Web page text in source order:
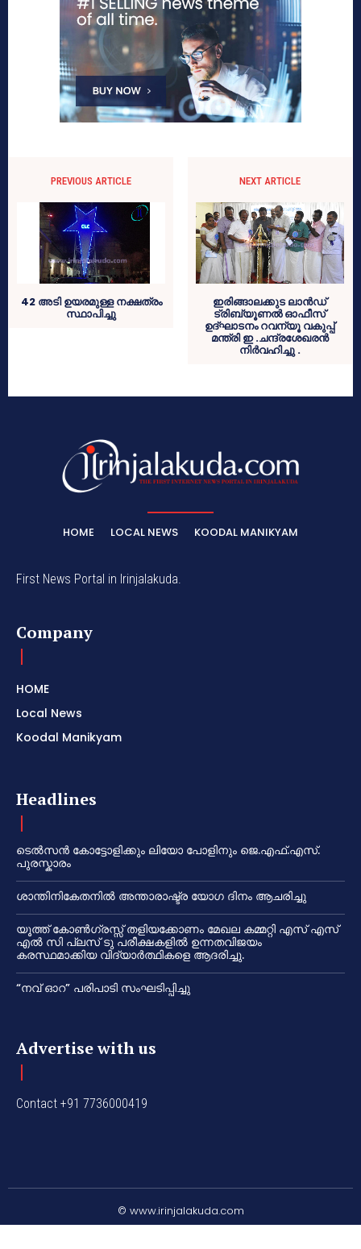
PREVIOUS ARTICLE
42 അടി ഉയരമുള്ള നക്ഷത്രം
സ്ഥാപിച്ചു
NEXT ARTICLE
ഇരിങ്ങാലക്കുട ലാന്‍ഡ്
ട്രിബ്യൂണല്‍ ഓഫീസ്
ഉദ്ഘാടനം റവന്യൂ വകുപ്പ്
മന്ത്രി ഇ .ചന്ദ്രശേഖരന്‍
നിര്‍വഹിച്ചു .
HOME LOCAL NEWS KOODAL MANIKYAM
First News Portal in Irinjalakuda.
Company
HOME
Local News
Koodal Manikyam
Headlines
ടെൽസൻ കോട്ടോളിക്കും ലിയോ പോളിനും ജെ.എഫ്.എസ്.
പുരസ്കാരം
ശാന്തിനികേതനിൽ അന്താരാഷ്ട്ര യോഗ ദിനം ആചരിച്ചു
യൂത്ത് കോൺഗ്രസ്സ് തളിയക്കോണം മേഖല കമ്മറ്റി എസ് എസ്
എൽ സി പ്ലസ് ടു പരീക്ഷകളിൽ ഉന്നതവിജയം
കരസ്ഥമാക്കിയ വിദ്യാർത്ഥികളെ ആദരിച്ചു.
“നവ് ഓറ” പരിപാടി സംഘടിപ്പിച്ചു
Advertise with us
Contact +91 7736000419
© www.irinjalakuda.com